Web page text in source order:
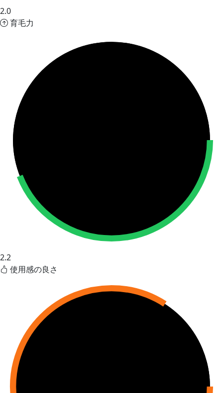
2.0
育毛力
2.2
使用感の良さ